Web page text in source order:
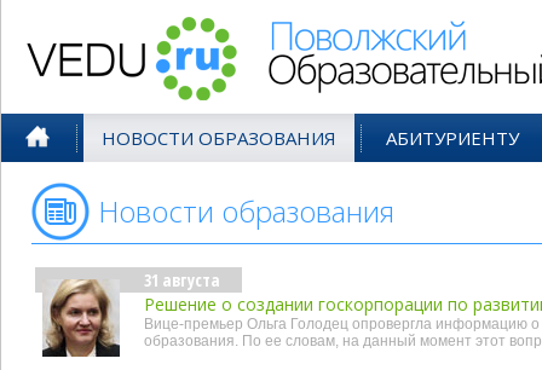
НОВОСТИ ОБРАЗОВАНИЯ АБИТУРИЕНТУ
Новости образования
31 августа
Решение о создании госкорпорации по
Вице-премьер Ольга Голодец опровергла информацию
образования. По ее словам, на данный момент этот